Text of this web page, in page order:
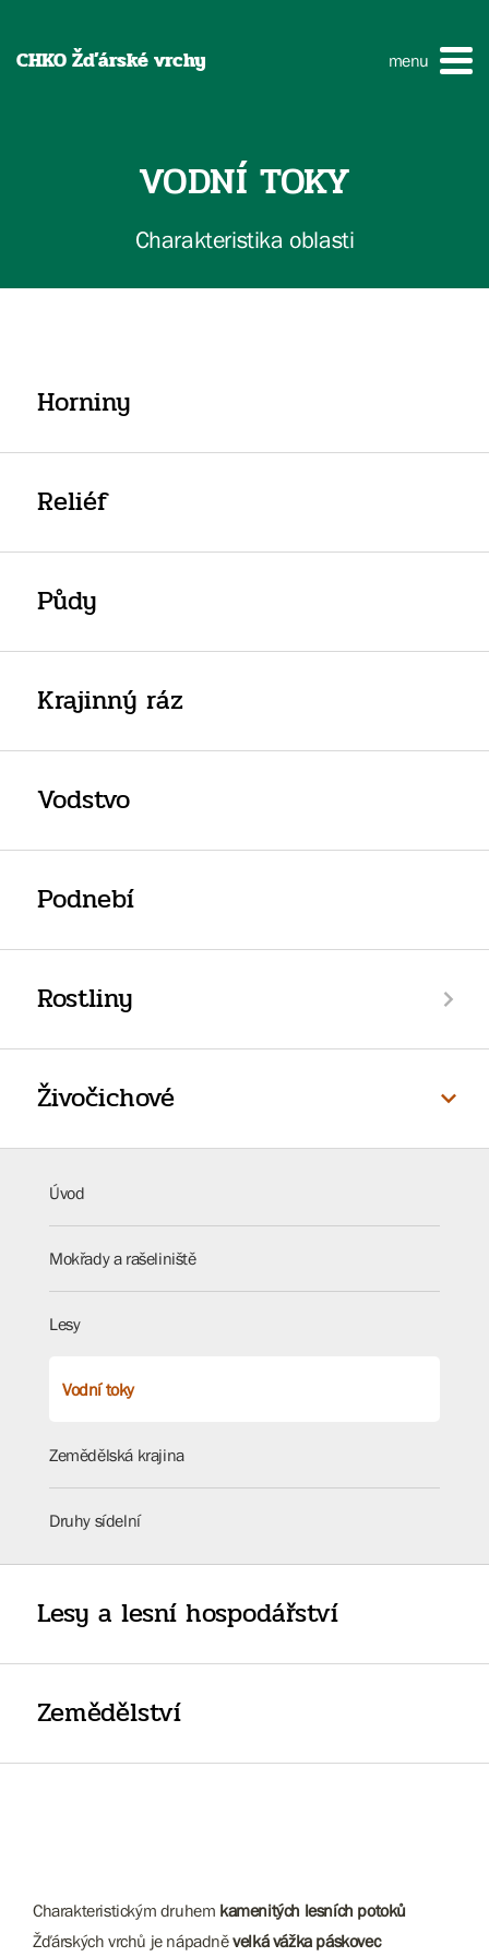
CHKO Žďárské vrchy menu
VODNÍ TOKY
Charakteristika oblasti
Horniny
Reliéf
Půdy
Krajinný ráz
Vodstvo
Podnebí
Rostliny
Živočichové
Úvod
Mokřady a rašeliniště
Lesy
Vodní toky
Zemědělská krajina
Druhy sídelní
Lesy a lesní hospodářství
Zemědělství
Charakteristickým druhem kamenitých lesních potoků
Žďárských vrchů je nápadněvelká vážka páskovec